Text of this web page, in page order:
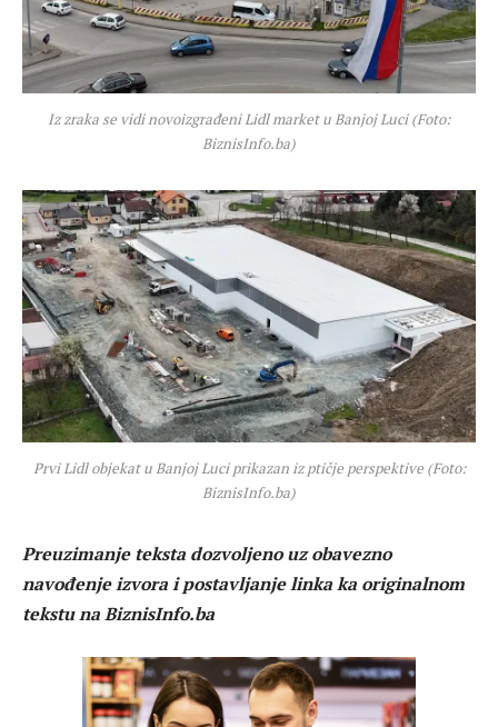
Iz zraka se vidi novoizgrađeni Lidl market u Banjoj Luci (Foto:
BiznisInfo.ba)
Prvi Lidl objekat u Banjoj Luci prikazan iz ptičje perspektive (Foto:
BiznisInfo.ba)
Preuzimanje teksta dozvoljeno uz obavezno
navođenje izvora i postavljanje linka ka originalnom
tekstu na BiznisInfo.ba